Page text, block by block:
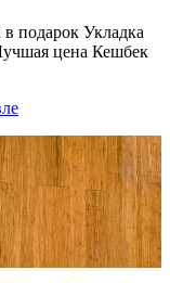
подарок Укладка
цена Кешбек